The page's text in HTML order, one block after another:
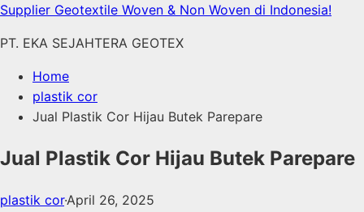
Skip
content
Supplier Geotextile Woven & Non Woven di Indonesia!
PT. EKA SEJAHTERA GEOTEX
Home
plastik cor
Jual Plastik Cor Hijau Butek Parepare
Jual Plastik Cor Hijau Butek Parepare
plastik cor·April 26, 2025